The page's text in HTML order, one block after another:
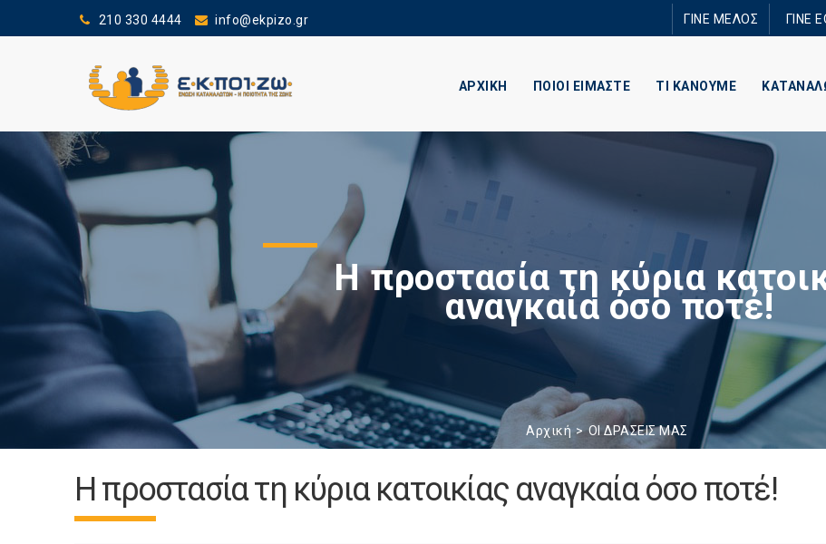
210 330 4444 info@ekpizo.gr ΓΙΝΕ ΜΕΛΟΣ ΓΙΝΕ
ΑΡΧΙΚΗ ΠΟΙΟΙ ΕΙΜΑΣΤΕ ΤΙ ΚΑΝΟΥΜΕ
Η προστασία τη κύρια
αναγκαία όσο ποτέ!
Αρχική ΟΙ ΔΡΑΣΕΙΣ ΜΑΣ
Η προστασία τη κύρια κατοικίας αναγκαία όσο ποτέ!